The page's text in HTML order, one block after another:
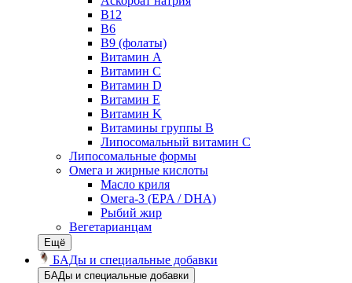
В12
В6
В9 (фолаты)
Витамин A
Витамин C
Витамин D
Витамин E
Витамин K
Витамины группы B
Липосомальный витамин C
Липосомальные формы
Омега и жирные кислоты
Масло криля
Омега-3 (EPA / DHA)
Рыбий жир
Вегетарианцам
Ещё
БАДы и специальные добавки
БАДы и специальные добавки